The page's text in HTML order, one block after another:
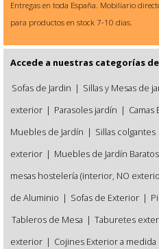
Entregas en toda España. Mobiliario
para productos en stock 7-10 dias.
Accede a nuestras categorías
Sofas de Jardin | Sillas y Mesas de
exterior | Parasoles jardín | Camas
Muebles de Jardín | Sillas colgantes
exterior | Muebles de Jardín Baratos
mesas hostelería (interior, NO
de Aluminio | Sofas de Exterior |
Tableros de Mesa | Taburetes
exterior | Cojines Exterior a medida